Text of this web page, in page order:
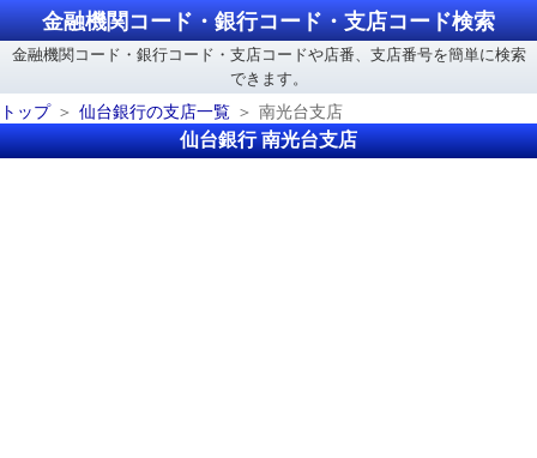
金融機関コード・銀行コード・支店コード検索
金融機関コード・銀行コード・支店コードや店番、支店番号を簡単に検索
できます。
トップ
仙台銀行の支店一覧 南光台支店
仙台銀行 南光台支店